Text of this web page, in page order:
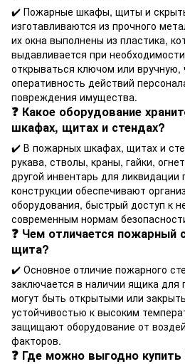
✔️ Пожарные шкафы, щиты и
изготавливаются из прочного
их окна выполнены из пластика,
выдавливается при
открываться ключом или вручную,
оперативность действий
повреждения имущества.
❓ Какое оборудование
шкафах, щитах и стендах?
✔️ В пожарных шкафах, щитах и
рукава, стволы, краны, гайки,
другой инвентарь для ликвидации
конструкции обеспечивают
оборудования, быстрый доступ к
современным нормам
❓ Чем отличается пожарный
щита?
✔️ Основное отличие пожарного
заключается в наличии ящика для
могут быть открытыми или
устойчивостью к высоким
защищают оборудование от
факторов.
❓ Где можно выгодно